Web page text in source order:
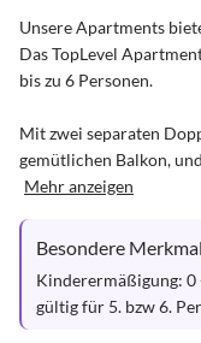
Unsere Apartments
Das TopLevel
bis zu 6 Personen.
Mit zwei separaten
gemütlichen Balkon,
Mehr anzeigen
Besondere
Kinderermäßigung: 0
gültig für 5. bzw 6.